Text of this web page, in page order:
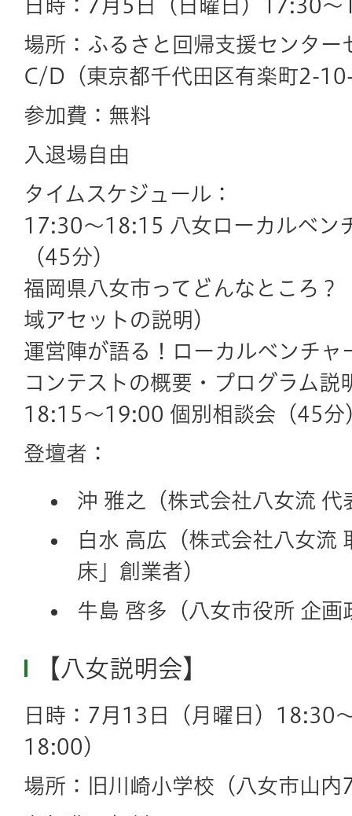
日時：7月5日（日曜日）17:30
場所：ふるさと回帰支援センター
C/D（東京都千代田区有楽町2-
参加費：無料
入退場自由
タイムスケジュール：
17:30～18:15 八女ローカルベン
（45分）
福岡県八女市ってどんなところ？
域アセットの説明）
運営陣が語る！ローカルベンチャ
コンテストの概要・プログラム説
18:15～19:00 個別相談会（45分
登壇者：
沖 雅之
（株式会社八女流
白水 高広 （株式会社八女流
床」創業者）
牛島 啓多 （八女市役所 企画
【八女説明会】
日時：7月13日（月曜日）18:30
18:00）
場所：旧川崎小学校（八女市山内